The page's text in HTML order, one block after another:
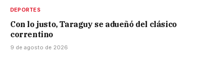
DEPORTES
Con lo justo, Taraguy se adueñó del clásico
correntino
9 de agosto de 2026